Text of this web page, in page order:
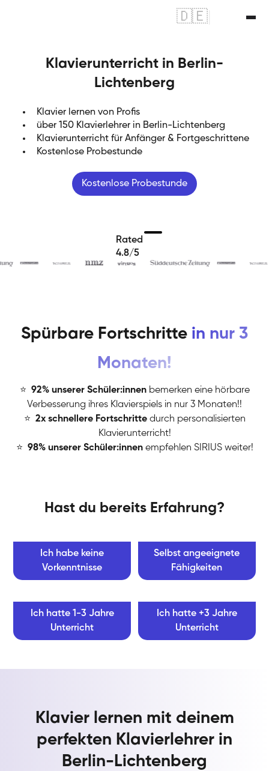
🇩🇪
Klavierunterricht in Berlin-
Lichtenberg
Klavier lernen von Profis
über 150 Klavierlehrer in Berlin-Lichtenberg
Klavierunterricht für Anfänger & Fortgeschrittene
Kostenlose Probestunde
Kostenlose Probestunde
Rated
4.8/5
Spürbare Fortschritte in nur 3
Monaten!
⭐ 92% unserer Schüler:innen bemerken eine hörbare
Verbesserung ihres Klavierspiels in nur 3 Monaten!!
⭐ 2x schnellere Fortschritte durch personalisierten
Klavierunterricht!
⭐ 98% unserer Schüler:innen empfehlen SIRIUS weiter!
Hast du bereits Erfahrung?
Ich habe keine
Vorkenntnisse
Selbst angeeignete
Fähigkeiten
Ich hatte 1-3 Jahre
Unterricht
Ich hatte +3 Jahre
Unterricht
Klavier lernen mit deinem
perfekten Klavierlehrer in
Berlin-Lichtenberg